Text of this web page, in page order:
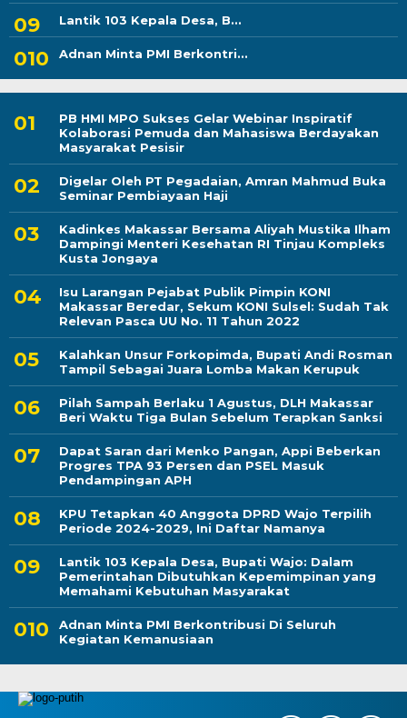
Lantik 103 Kepala Desa, B...
Adnan Minta PMI Berkontri...
PB HMI MPO Sukses Gelar Webinar Inspiratif
Kolaborasi Pemuda dan Mahasiswa Berdayakan
Masyarakat Pesisir
Digelar Oleh PT Pegadaian, Amran Mahmud Buka
Seminar Pembiayaan Haji
Kadinkes Makassar Bersama Aliyah Mustika Ilham
Dampingi Menteri Kesehatan RI Tinjau Kompleks
Kusta Jongaya
Isu Larangan Pejabat Publik Pimpin KONI
Makassar Beredar, Sekum KONI Sulsel: Sudah Tak
Relevan Pasca UU No. 11 Tahun 2022
Kalahkan Unsur Forkopimda, Bupati Andi Rosman
Tampil Sebagai Juara Lomba Makan Kerupuk
Pilah Sampah Berlaku 1 Agustus, DLH Makassar
Beri Waktu Tiga Bulan Sebelum Terapkan Sanksi
Dapat Saran dari Menko Pangan, Appi Beberkan
Progres TPA 93 Persen dan PSEL Masuk
Pendampingan APH
KPU Tetapkan 40 Anggota DPRD Wajo Terpilih
Periode 2024-2029, Ini Daftar Namanya
Lantik 103 Kepala Desa, Bupati Wajo: Dalam
Pemerintahan Dibutuhkan Kepemimpinan yang
Memahami Kebutuhan Masyarakat
Adnan Minta PMI Berkontribusi Di Seluruh
Kegiatan Kemanusiaan